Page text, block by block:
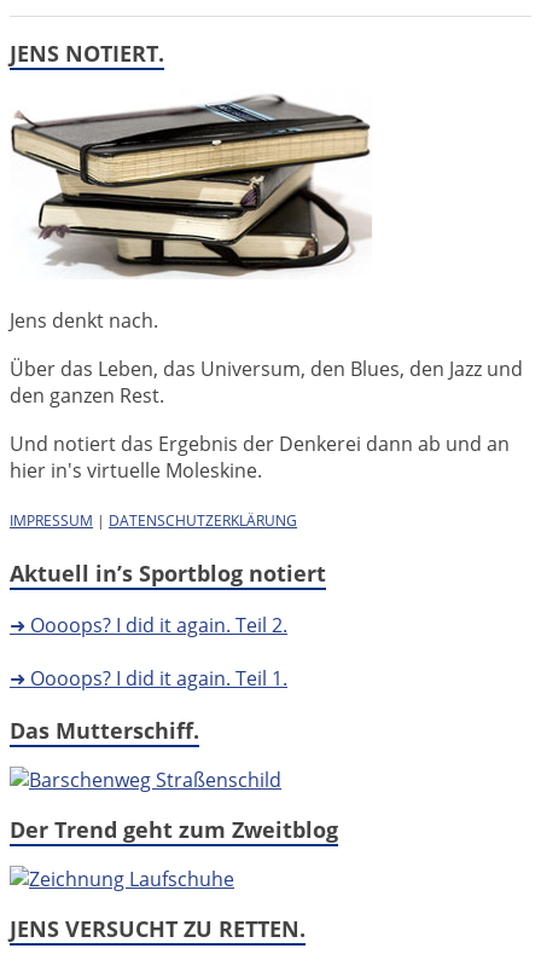
JENS NOTIERT.
Jens denkt nach.
Über das Leben, das Universum, den Blues, den Jazz und
den ganzen Rest.
Und notiert das Ergebnis der Denkerei dann ab und an
hier in's virtuelle Moleskine.
IMPRESSUM | DATENSCHUTZERKLÄRUNG
Aktuell in’s Sportblog notiert
➜ Oooops? I did it again. Teil 2.
➜ Oooops? I did it again. Teil 1.
Das Mutterschiff.
Der Trend geht zum Zweitblog
JENS VERSUCHT ZU RETTEN.